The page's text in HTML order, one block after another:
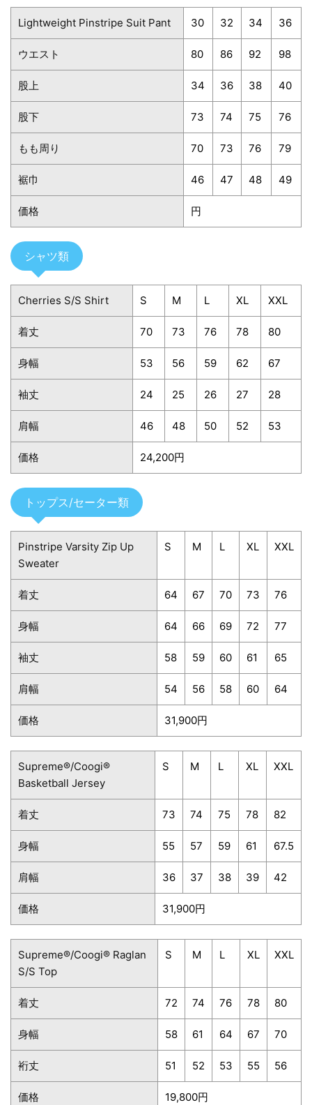
Lightweight Pinstripe Suit Pant 30 32 34 36
ウエスト 80 86 92 98
股上 34 36 38 40
股下 73 74 75 76
もも周り 70 73 76 79
裾巾 46 47 48 49
価格 円
シャツ類
Cherries S/S Shirt S M L XL XXL
着丈 70 73 76 78 80
身幅 53 56 59 62 67
袖丈 24 25 26 27 28
肩幅 46 48 50 52 53
価格 24,200円
トップス/セーター類
Pinstripe Varsity Zip Up
Sweater
S M L XL XXL
着丈 64 67 70 73 76
身幅 64 66 69 72 77
袖丈 58 59 60 61 65
肩幅 54 56 58 60 64
価格 31,900円
Supreme®/Coogi®
Basketball Jersey
S M L XL XXL
着丈 73 74 75 78 82
身幅 55 57 59 61 67.5
肩幅 36 37 38 39 42
価格 31,900円
Supreme®/Coogi® Raglan
S/S Top
S M L XL XXL
着丈 72 74 76 78 80
身幅 58 61 64 67 70
裄丈 51 52 53 55 56
価格 19,800円